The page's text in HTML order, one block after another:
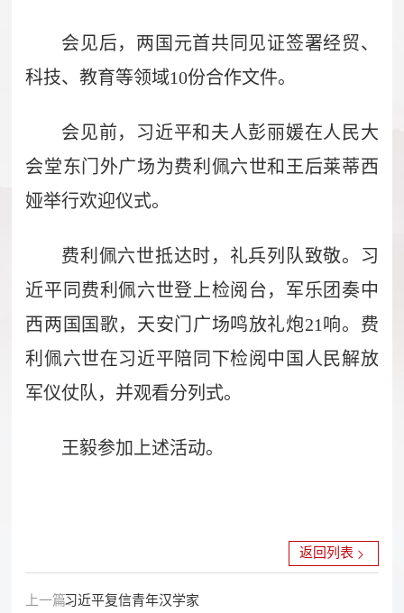
会见后，两国元首共同见证签署经贸、
科技、教育等领域10份合作文件。
会见前，习近平和夫人彭丽媛在人民大
会堂东门外广场为费利佩六世和王后莱蒂西
娅举行欢迎仪式。
费利佩六世抵达时，礼兵列队致敬。习
近平同费利佩六世登上检阅台，军乐团奏中
西两国国歌，天安门广场鸣放礼炮21响。费
利佩六世在习近平陪同下检阅中国人民解放
军仪仗队，并观看分列式。
王毅参加上述活动。
上一篇：习近平复信青年汉学家
返回列表